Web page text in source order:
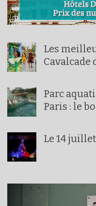
Les
Cavalcade
Parc
Paris : le
Le 14